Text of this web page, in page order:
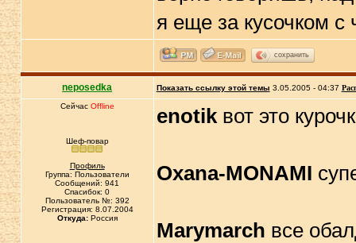
я еще за кусочком
сохранить
neposedka Показать ссылку этой темы 3.05.2005 - 04:37
Сейчас Offline
Шеф-повар
Профиль
Группа: Пользователи
Сообщений: 941
Спасибок: 0
Пользователь №: 392
Регистрация: 8.07.2004
Откуда:Россия
enotikвот это
Oxana-MONAMI
Marymarch все